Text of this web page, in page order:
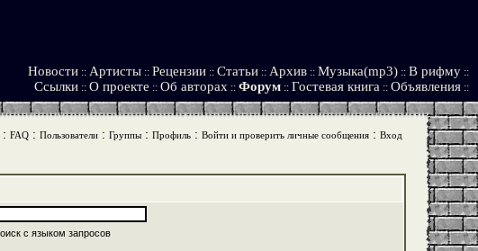
Новости :: Артисты :: Рецензии :: Статьи :: Архив :: Музыка(mp3) :: В рифму ::
Ссылки :: О проекте :: Об авторах :: Форум :: Гостевая книга :: Объявления ::
FAQ: Пользователи: Группы: Профиль: Войти и проверить личные сообщения: Вход
с языком запросов